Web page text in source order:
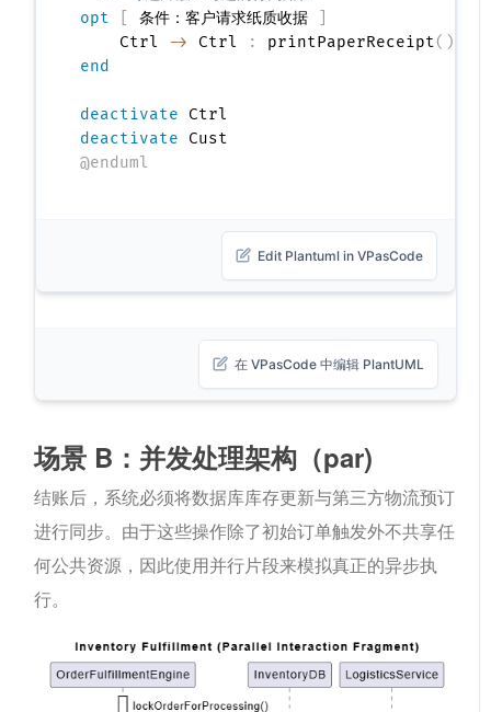
opt
条件：客户请求纸质收据
    Ctrl
-> Ctrl : printPaperReceipt( )
end
deactivate
deactivate
@enduml
Edit Plantuml in VPasCode
在 VPasCode 中编辑 PlantUML
场景 B：并发处理架构（par)
结账后，系统必须将数据库库存更新与第三方物流预订
进行同步。由于这些操作除了初始订单触发外不共享任
何公共资源，因此使用并行片段来模拟真正的异步执
行。